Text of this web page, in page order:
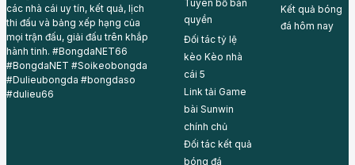
các nhà cái uy tín, kết quả, lịch
thi đấu và bảng xếp hạng của
mọi trận đấu, giải đấu trên khắp
hành tinh. #BongdaNET66
#BongdaNET #Soikeobongda
#Dulieubongda #bongdaso
#dulieu66
Tuyên bố bản
quyền
Đối tác tỷ lệ
kèo Kèo nhà
cái 5
Link tải Game
bài Sunwin
chính chủ
Đối tác kết quả
bóng đá
Kết quả bóng
đá hôm nay